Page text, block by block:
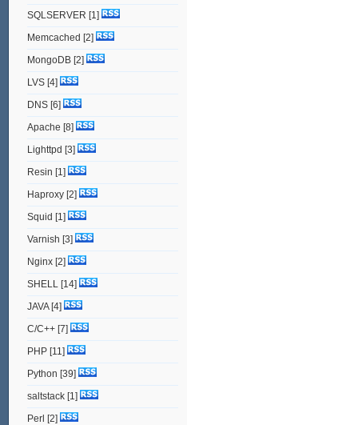
SQLSERVER [1]
Memcached [2]
MongoDB[2]
LVS[4]
DNS[6]
Apache [8]
Lighttpd [3]
Resin [1]
Haproxy[2]
Squid [1]
Varnish [3]
Nginx[2]
SHELL [14]
JAVA[4]
C/C++[7]
PHP[11]
Python [39]
saltstack[1]
Perl [2]